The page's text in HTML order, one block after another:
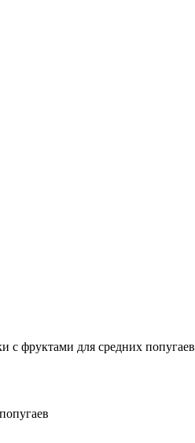
с фруктами для средних попугаев